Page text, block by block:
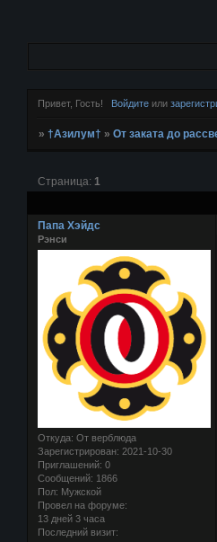
Привет, Гость! Войдитеили
»†Азилум† »От заката до
Страница: 1
Папа Хэйдс
Рэнси
Откуда: От верблюда
Зарегистрирован: 2021-10-30
Приглашений: 0
Сообщений: 1866
Пол: Мужской
Провел на форуме:
13 дней 3 часа
Последний визит: